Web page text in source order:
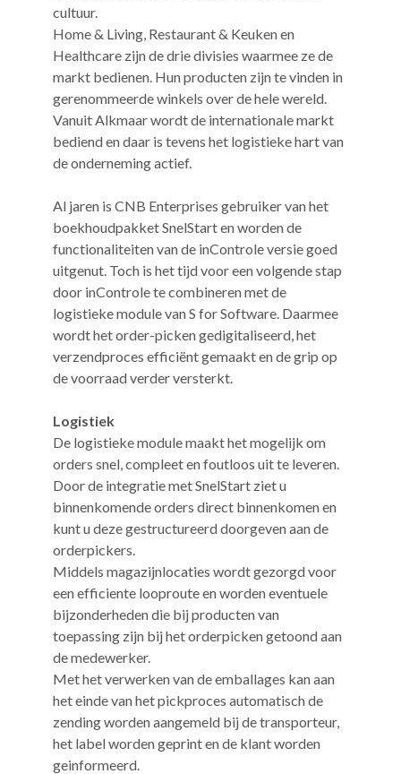
cultuur.
Home & Living, Restaurant & Keuken en
Healthcare zijn de drie divisies waarmee ze de
markt bedienen. Hun producten zijn te vinden in
gerenommeerde winkels over de hele wereld.
Vanuit Alkmaar wordt de internationale markt
bediend en daar is tevens het logistieke hart van
de onderneming actief.
Al jaren is CNB Enterprises gebruiker van het
boekhoudpakket SnelStart en worden de
functionaliteiten van de inControle versie goed
uitgenut. Toch is het tijd voor een volgende stap
door inControle te combineren met de
logistieke module van S for Software. Daarmee
wordt het order-picken gedigitaliseerd, het
verzendproces efficiënt gemaakt en de grip op
de voorraad verder versterkt.
Logistiek
De logistieke module maakt het mogelijk om
orders snel, compleet en foutloos uit te leveren.
Door de integratie met SnelStart ziet u
binnenkomende orders direct binnenkomen en
kunt u deze gestructureerd doorgeven aan de
orderpickers.
Middels magazijnlocaties wordt gezorgd voor
een efficiente looproute en worden eventuele
bijzonderheden die bij producten van
toepassing zijn bij het orderpicken getoond aan
de medewerker.
Met het verwerken van de emballages kan aan
het einde van het pickproces automatisch de
zending worden aangemeld bij de transporteur,
het label worden geprint en de klant worden
geinformeerd.